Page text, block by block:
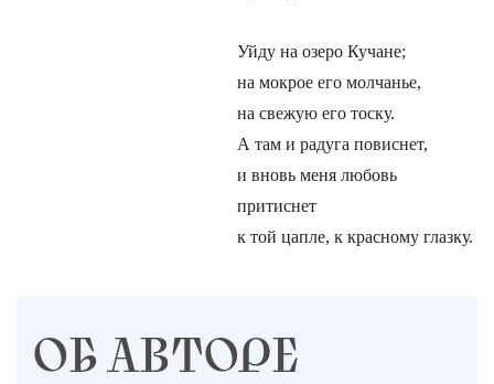
Уйду на озеро Кучане;
на мокрое его молчанье,
на свежую его тоску.
А там и радуга повиснет,
и вновь меня любовь
притиснет
к той цапле, к красному глазку.
ОБ АВТОРЕ